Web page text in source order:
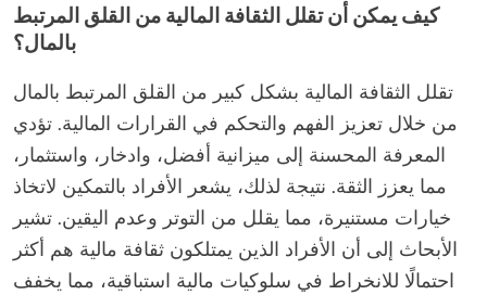
كيف يمكن أن تقلل الثقافة المالية من القلق المرتبط
بالمال؟
تقلل الثقافة المالية بشكل كبير من القلق المرتبط بالمال
من خلال تعزيز الفهم والتحكم في القرارات المالية. تؤدي
المعرفة المحسنة إلى ميزانية أفضل، وادخار، واستثمار،
مما يعزز الثقة. نتيجة لذلك، يشعر الأفراد بالتمكين لاتخاذ
خيارات مستنيرة، مما يقلل من التوتر وعدم اليقين. تشير
الأبحاث إلى أن الأفراد الذين يمتلكون ثقافة مالية هم أكثر
احتمالًا للانخراط في سلوكيات مالية استباقية، مما يخفف